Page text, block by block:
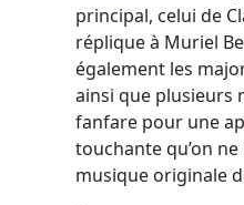
principal, celui de
réplique à Muriel
également les
ainsi que plusieurs
fanfare pour une
touchante qu’on ne
musique originale